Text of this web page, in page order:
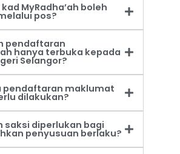
MyRadha’ah boleh
pos?
pendaftaran
hanya terbuka kepada
Selangor?
pendaftaran maklumat
dilakukan?
saksi diperlukan bagi
penyusuan berlaku?